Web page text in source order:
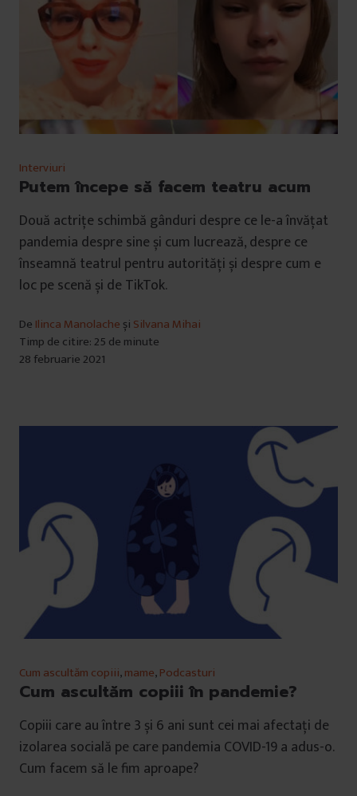
Interviuri
Putem începe să facem teatru acum
Două actrițe schimbă gânduri despre ce le-a învățat
pandemia despre sine și cum lucrează, despre ce
înseamnă teatrul pentru autorități și despre cum e
loc pe scenă și de TikTok.
De Ilinca Manolache și Silvana Mihai
Timp de citire: 25 de minute
28 februarie 2021
Cum ascultăm copiii,mame,Podcasturi
Cum ascultăm copiii în pandemie?
Copiii care au între 3 și 6 ani sunt cei mai afectați de
izolarea socială pe care pandemia COVID-19 a adus-o.
Cum facem să le fim aproape?